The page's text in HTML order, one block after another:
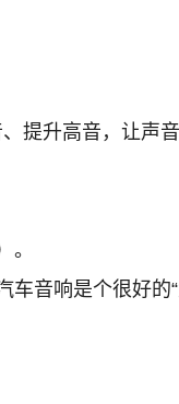
提升高音，让声
。
音响是个很好的“